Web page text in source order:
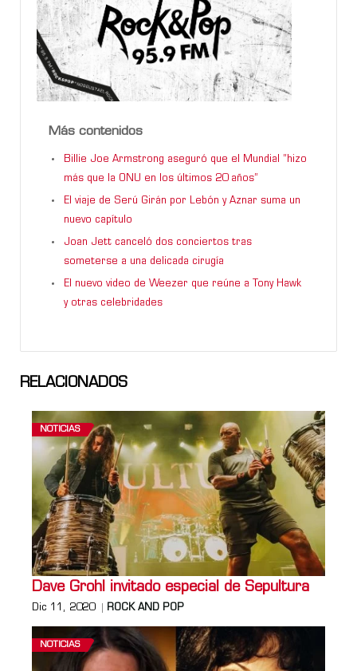
Más contenidos
Billie Joe Armstrong aseguró que el Mundial “hizo
más que la ONU en los últimos 20 años”
El viaje de Serú Girán por Lebón y Aznar suma un
nuevo capítulo
Joan Jett canceló dos conciertos tras
someterse a una delicada cirugía
El nuevo video de Weezer que reúne a Tony Hawk
y otras celebridades
RELACIONADOS
NOTICIAS
Dave Grohl invitado especial de Sepultura
Dic 11, 2020 ROCK AND POP
NOTICIAS